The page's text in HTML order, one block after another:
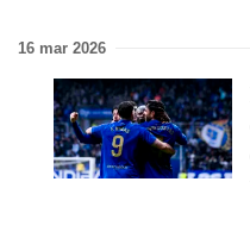
16 mar 2026